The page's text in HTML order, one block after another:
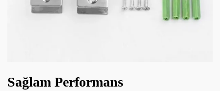
Sağlam Performans